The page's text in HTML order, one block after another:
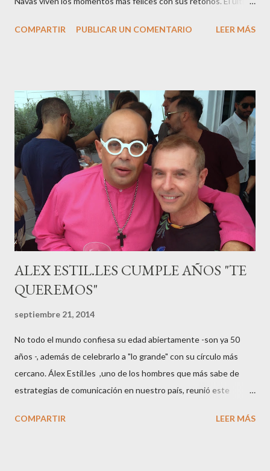
M ateo nació en Barcelona hace poco más de una semana. El top
haciéndole padre de un precioso niño. Marta ha sido toda una
campeona, durante los primeros 3 meses de embarazo tuvo que
guardar reposo debido a un síndrome llamado
“hiperemesisgravídica”.Pasados los meses fatídicos de
gestación Marta tiró adelante con el embarazo, ahora es una
mamá feliz. Otro de los modelos que ha sido padre este año ha
sido el madrileño, Emilio Flores , el top que desfiló en las mejores
pasarelas ...
COMPARTIR PUBLICAR UN COMENTARIO LEER MÁS
ALEX ESTIL.LES CUMPLE AÑOS "TE
QUEREMOS"
septiembre 21, 2014
No todo el mundo confiesa su edad abiertamente -son ya 50
años -, además de celebrarlo a "lo grande" con su círculo más
cercano. Álex Estil.les ,uno de los hombres que más sabe de
estrategias de comunicación en nuestro país, reunió este
colaboradores y amigos que a lo largo de su vida profesional han
COMPARTIR LEER MÁS